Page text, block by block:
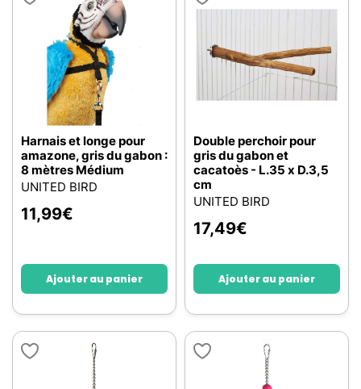
Harnais et longe pour
amazone, gris du gabon :
8 mètres Médium
UNITED BIRD
11,99€
Ajouter au panier
Double perchoir pour
gris du gabon et
cacatoès - L.35 x D.3,5
cm
UNITED BIRD
17,49€
Ajouter au panier